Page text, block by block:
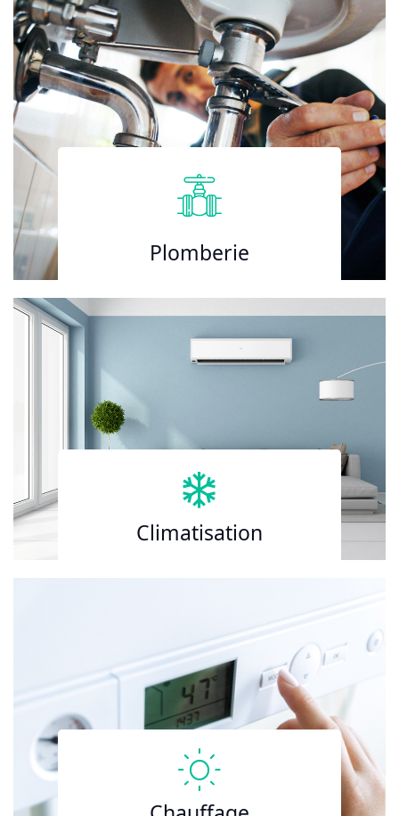
Plomberie
Climatisation